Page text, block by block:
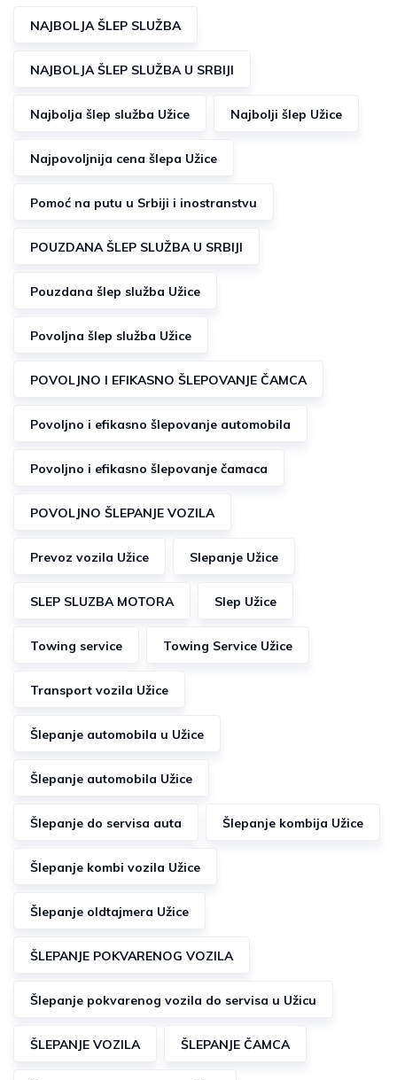
NAJBOLJA ŠLEP SLUŽBA
NAJBOLJA ŠLEP SLUŽBA U SRBIJI
Najbolja šlep služba Užice Najbolji šlep Užice
Najpovoljnija cena šlepa Užice
Pomoć na putu u Srbiji i inostranstvu
POUZDANA ŠLEP SLUŽBA U SRBIJI
Pouzdana šlep služba Užice
Povoljna šlep služba Užice
POVOLJNO I EFIKASNO ŠLEPOVANJE ČAMCA
Povoljno i efikasno šlepovanje automobila
Povoljno i efikasno šlepovanje čamaca
POVOLJNO ŠLEPANJE VOZILA
Prevoz vozila Užice Slepanje Užice
SLEP SLUZBA MOTORA Slep Užice
Towing service Towing Service Užice
Transport vozila Užice
Šlepanje automobila u Užice
Šlepanje automobila Užice
Šlepanje do servisa auta Šlepanje kombija Užice
Šlepanje kombi vozila Užice
Šlepanje oldtajmera Užice
ŠLEPANJE POKVARENOG VOZILA
Šlepanje pokvarenog vozila do servisa u Užicu
ŠLEPANJE VOZILA ŠLEPANJE ČAMCA